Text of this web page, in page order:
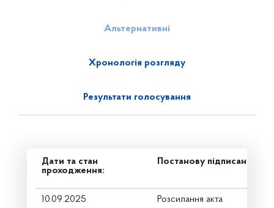
Альтернативні
Хронологія розгляду
Результати голосування
Дати та стан
проходження:
Постанову підписано
10.09.2025 Розсилання акта